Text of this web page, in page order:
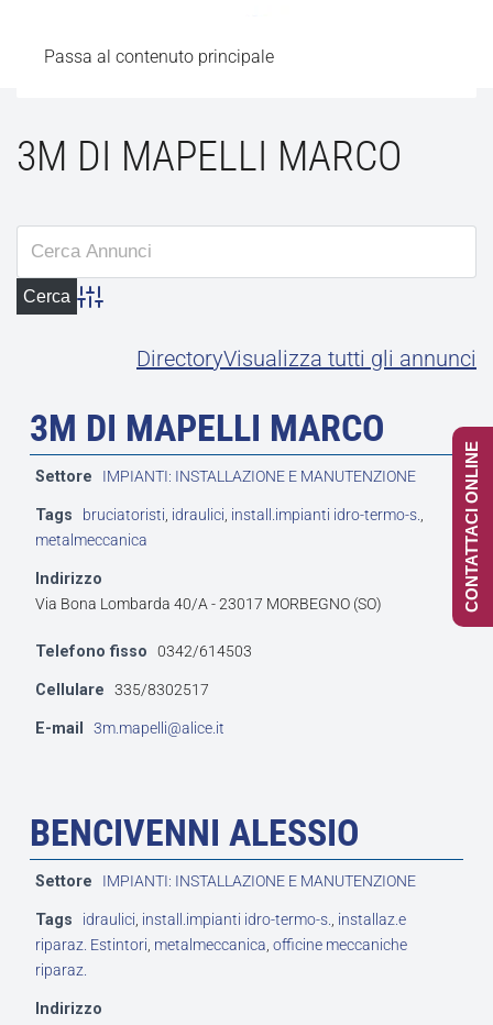
Passa al contenuto principale
3M DI MAPELLI MARCO
Advanced Search
DirectoryVisualizza tutti gli annunci
3M DI MAPELLI MARCO
Settore IMPIANTI: INSTALLAZIONE E MANUTENZIONE
Tags bruciatoristi, idraulici, install.impianti idro-termo-s.,
metalmeccanica
Indirizzo
Via Bona Lombarda 40/A - 23017 MORBEGNO (SO)
Telefono fisso 0342/614503
Cellulare 335/8302517
E-mail 3m.mapelli@alice.it
BENCIVENNI ALESSIO
Settore IMPIANTI: INSTALLAZIONE E MANUTENZIONE
Tags idraulici, install.impianti idro-termo-s., installaz.e
riparaz. Estintori, metalmeccanica, officine meccaniche
riparaz.
Indirizzo
CONTATTACI ONLINE